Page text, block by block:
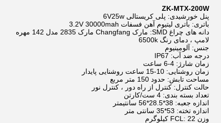
ZK-MTX-200W
پنل خورشیدی: پلی کریستالی 6V25w
باتری: باتری لیتیوم آهن فسفات 3.2V 30000mah
دانه های چراغ SMD: مارک Changfang مارک 2835 مدل 142 مهره
لامپ ، دمای رنگ 6500k
جنس: آلومینیوم
درجه ضد آب: IP67
زمان شارژ: 4-6 ساعت
زمان روشنایی: 10-15 ساعت روشنایی پایدار
مساحت تابش: حدود 150 متر مربع
حالت کنترل: کنترل از راه دور ، کنترل نور
تعداد بسته بندی: 4 ست/کارتن
اندازه جعبه: 38*28.5*56 سانتیمتر
اندازه تخته: 53*35 سانتی متر
وزن FCL: 22 کیلوگرم